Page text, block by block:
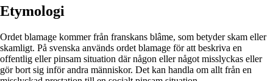
Etymologi
Ordet blamage kommer från franskans blâme, som betyder skam eller
skamligt. På svenska används ordet blamage för att beskriva en
offentlig eller pinsam situation där någon eller något misslyckas eller
gör bort sig inför andra människor. Det kan handla om allt från en